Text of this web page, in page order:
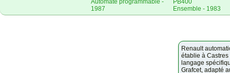
Automate programmable -
1987
PB400
Ensemble - 1983
Renault
établie à
langage
Grafcet, adapté